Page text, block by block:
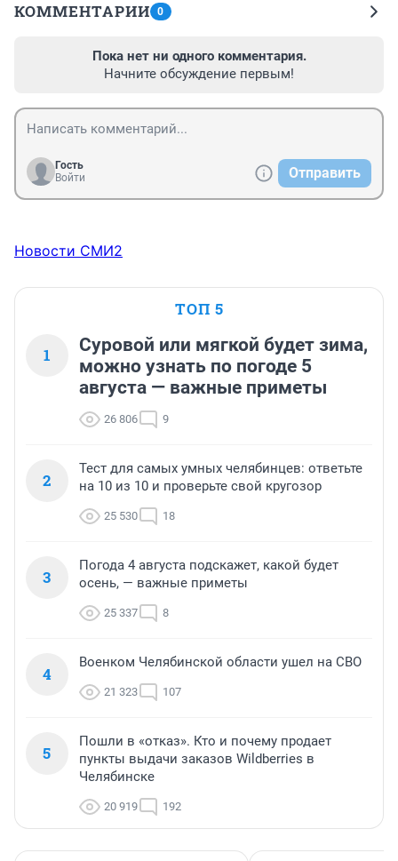
КОММЕНТАРИИ 0
Пока нет ни одного комментария.
Начните обсуждение первым!
Гость
Войти
Отправить
Новости СМИ2
ТОП 5
1
Суровой или мягкой будет зима,
можно узнать по погоде 5
августа — важные приметы
26 806 9
2
Тест для самых умных челябинцев: ответьте
на 10 из 10 и проверьте свой кругозор
25 530 18
3
Погода 4 августа подскажет, какой будет
осень, — важные приметы
25 337 8
4
Военком Челябинской области ушел на СВО
21 323 107
5
Пошли в «отказ». Кто и почему продает
пункты выдачи заказов Wildberries в
Челябинске
20 919 192